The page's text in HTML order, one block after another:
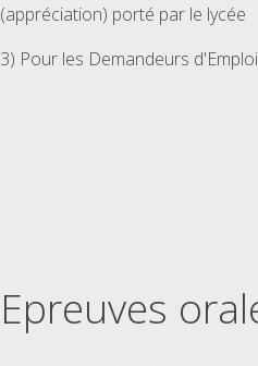
(appréciation) porté par le lycée
3) Pour les Demandeurs
Epreuves